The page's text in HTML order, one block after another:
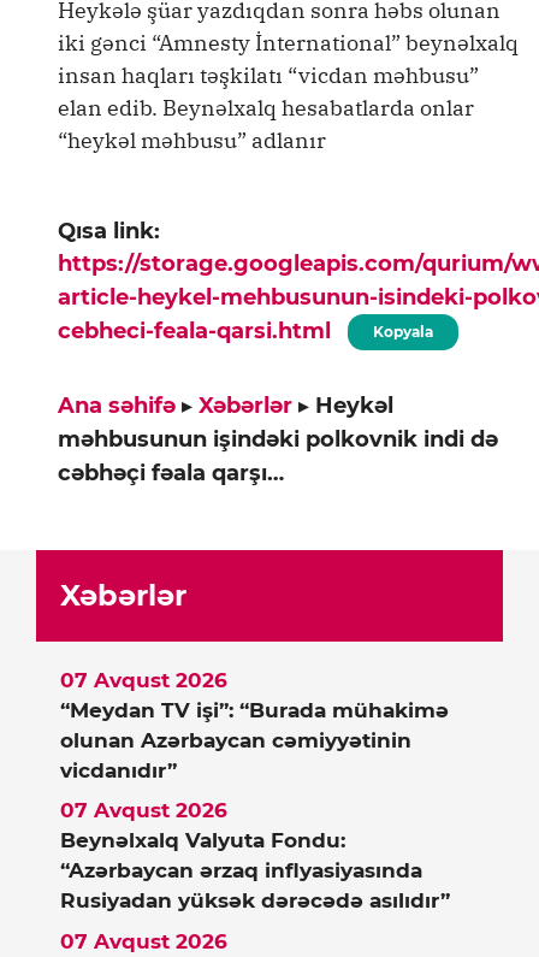
Heykələ şüar yazdıqdan sonra həbs olunan
iki gənci “Amnesty İnternational” beynəlxalq
insan haqları təşkilatı “vicdan məhbusu”
elan edib. Beynəlxalq hesabatlarda onlar
“heykəl məhbusu” adlanır
Qısa link:
https://storage.googleapis.com/qurium/
article-heykel-mehbusunun-isindeki-
cebheci-feala-qarsi.html
Kopyala
Ana səhifə ▸ Xəbərlər ▸ Heykəl
məhbusunun işindəki polkovnik indi də
cəbhəçi fəala qarşı…
Xəbərlər
“Meydan TV işi”: “Burada mühakimə
olunan Azərbaycan cəmiyyətinin
vicdanıdır”
07 Avqust 2026
Beynəlxalq Valyuta Fondu:
“Azərbaycan ərzaq inflyasiyasında
Rusiyadan yüksək dərəcədə asılıdır”
07 Avqust 2026
07 Avqust 2026